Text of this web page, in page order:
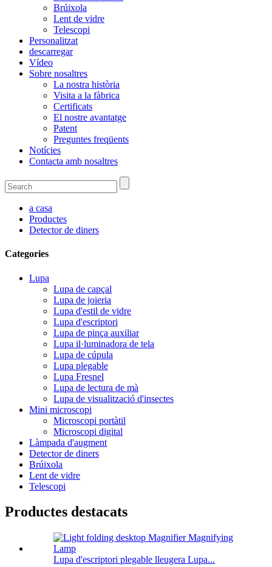
Brúixola
Lent de vidre
Telescopi
Personalitzat
descarregar
Vídeo
Sobre nosaltres
La nostra història
Visita a la fàbrica
Certificats
El nostre avantatge
Patent
Preguntes freqüents
Notícies
Contacta amb nosaltres
a casa
Productes
Detector de diners
Categories
Lupa
Lupa de capçal
Lupa de joieria
Lupa d'estil de vidre
Lupa d'escriptori
Lupa de pinça auxiliar
Lupa il·luminadora de tela
Lupa de cúpula
Lupa plegable
Lupa Fresnel
Lupa de lectura de mà
Lupa de visualització d'insectes
Mini microscopi
Microscopi portàtil
Microscopi digital
Làmpada d'augment
Detector de diners
Brúixola
Lent de vidre
Telescopi
Productes destacats
Lupa d'escriptori plegable lleugera Lupa...